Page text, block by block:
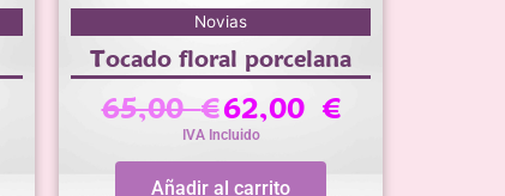
Novias
Tocado floral porcelana
65,00€
El
precio
original
era:
65,00 €.
62,00 €
precio
actual
es:
62,00 €.
IVA Incluido
Añadir al carrito